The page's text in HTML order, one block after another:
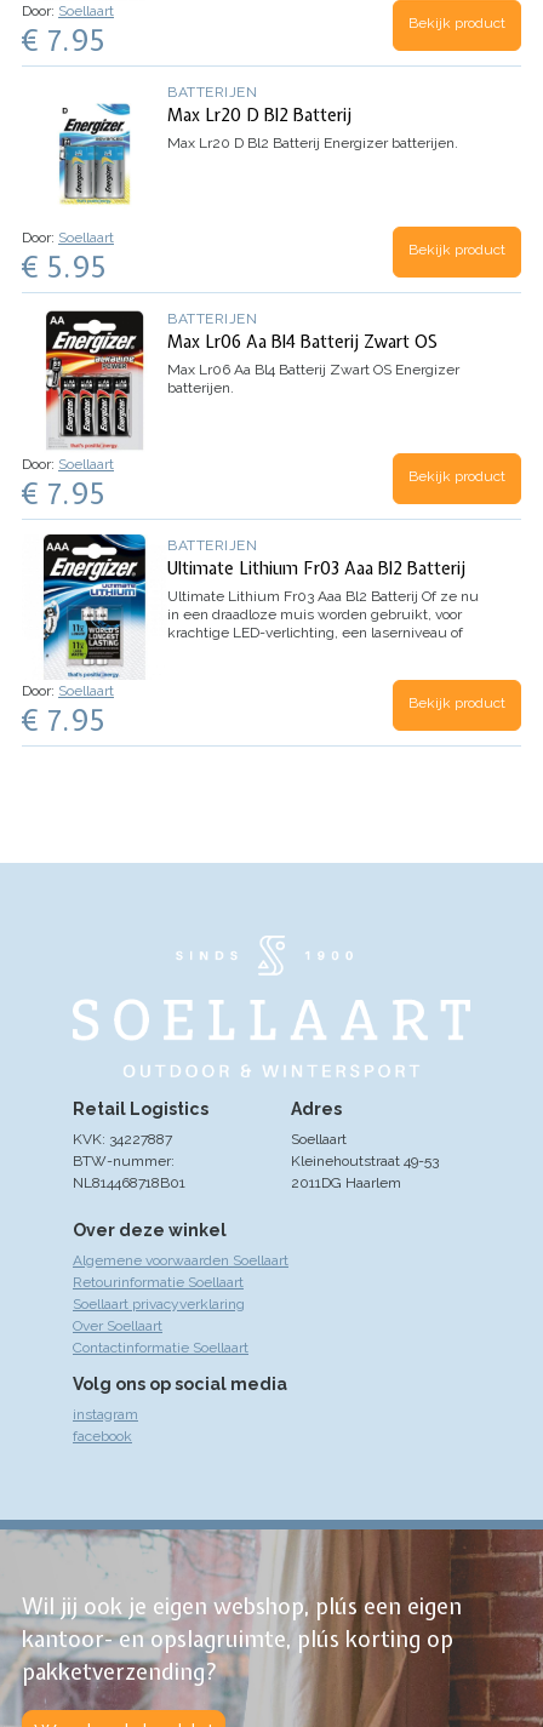
Door: Soellaart
€ 7.95 Bekijk product
BATTERIJEN
Max Lr20 D Bl2 Batterij
Max Lr20 D Bl2 Batterij Energizer batterijen.
Door: Soellaart
€ 5.95 Bekijk product
BATTERIJEN
Max Lr06 Aa Bl4 Batterij Zwart OS
Max Lr06 Aa Bl4 Batterij Zwart OS Energizer
batterijen.
Door: Soellaart
€ 7.95 Bekijk product
BATTERIJEN
Ultimate Lithium Fr03 Aaa Bl2 Batterij
Ultimate Lithium Fr03 Aaa Bl2 Batterij Of ze nu
in een draadloze muis worden gebruikt, voor
krachtige LED-verlichting, een laserniveau of
Door: Soellaart
€ 7.95 Bekijk product
Over deze winkel
Algemene voorwaarden Soellaart
Retourinformatie Soellaart
Soellaart privacyverklaring
Over Soellaart
Contactinformatie Soellaart
Volg ons op social media
instagram
facebook
Adres
Soellaart
Kleinehoutstraat 49-53
2011DG Haarlem
Retail Logistics
KVK: 34227887
BTW-nummer:
NL814468718B01
Wil jij ook je eigen webshop, plús een eigen
kantoor- en opslagruimte, plús korting op
pakketverzending?